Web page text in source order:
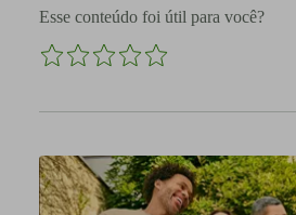
Esse conteúdo foi útil para você?